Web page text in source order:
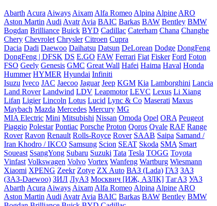
Abarth Acura Aiways Aixam Alfa Romeo Alpina Alpine ARO
Aston Martin Audi Avatr Avia BAIC Barkas BAW Bentley BMW
Bogdan Brilliance Buick BYD Cadillac Caterham Chana Changhe
Chery Chevrolet Chrysler Citroen Cupra
Dacia Dadi Daewoo Daihatsu Datsun DeLorean Dodge DongFeng
DongFeng | DFSK DS E.GO FAW Ferrari Fiat Fisker Ford Foton
FSO Geely Genesis GMC Great Wall Hafei Haima Haval Honda
Hummer HYMER Hyundai Infiniti
Isuzu Iveco JAC Jaecoo Jaguar Jeep KGM Kia Lamborghini Lancia
Land Rover Landwind LDV Leapmotor LEVC Lexus Li Xiang
Lifan Ligier Lincoln Lotus Lucid Lync & Co Maserati Maxus
Maybach Mazda Mercedes Mercury MG
MIA Electric Mini Mitsubishi Nissan Omoda Opel ORA Peugeot
Piaggio Polestar Pontiac Porsche Proton Qoros Qvale RAF Range
Rover Ravon Renault Rolls-Royce Rover SAAB Saipa Samand /
Iran Khodro / IKCO Samsung Scion SEAT Skoda SMA Smart
Soueast SsangYong Subaru Suzuki Tata Tesla TOGG Toyota
Vinfast Volkswagen Volvo Vortex Wanfeng Wartburg Wiesmann
Xiaomi XPENG Zeekr Zotye ZX Auto ВАЗ (Lada) ГАЗ ЗАЗ
(ЗАЗ-Daewoo) ЗИЛ ЛуАЗ Москвич [ИЖ, АЗЛК] ТагАЗ УАЗ
Abarth Acura Aiways Aixam Alfa Romeo Alpina Alpine ARO
Aston Martin Audi Avatr Avia BAIC Barkas BAW Bentley BMW